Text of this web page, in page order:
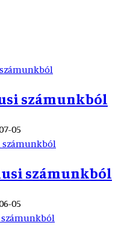
számunkból
05
számunkból
05